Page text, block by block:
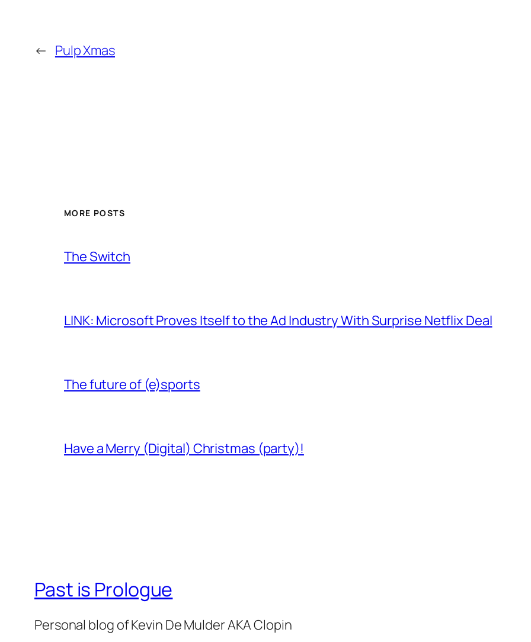
← Pulp Xmas
MORE POSTS
The Switch
LINK: Microsoft Proves Itself to the Ad Industry With Surprise Netflix Deal
The future of (e)sports
Have a Merry (Digital) Christmas (party)!
Past is Prologue
Personal blog of Kevin De Mulder AKA Clopin